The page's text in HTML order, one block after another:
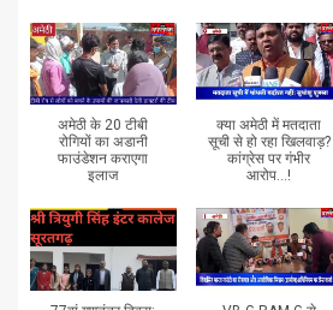
अमेठी के 20 टीबी
रोगियों का अडानी
फाउंडेशन कराएगा
इलाज
क्या अमेठी में मतदाता
सूची से हो रहा खिलवाड़?
कांग्रेस पर गंभीर
आरोप...!